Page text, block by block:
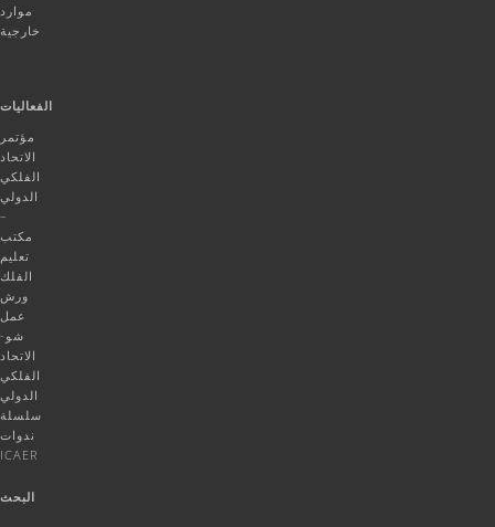
موارد
خارجية
الفعاليات
مؤتمر
الاتحاد
الفلكي
الدولي
–
مكتب
تعليم
الفلك
ورش
عمل
شو-
الاتحاد
الفلكي
الدولي
سلسلة
ندوات
ICAER
البحث